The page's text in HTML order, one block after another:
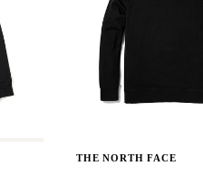
THE NORTH FACE